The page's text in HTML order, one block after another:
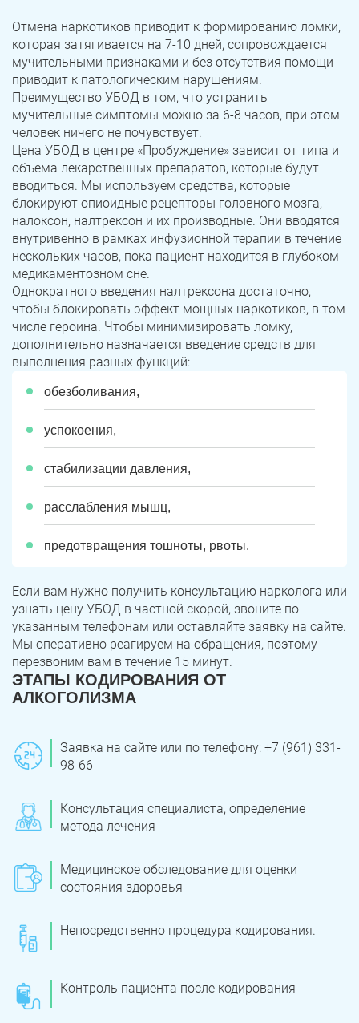
Отмена наркотиков приводит к формированию ломки,
которая затягивается на 7-10 дней, сопровождается
мучительными признаками и без отсутствия помощи
приводит к патологическим нарушениям.
Преимущество УБОД в том, что устранить
мучительные симптомы можно за 6-8 часов, при этом
человек ничего не почувствует.
Цена УБОД в центре «Пробуждение» зависит от типа и
объема лекарственных препаратов, которые будут
вводиться. Мы используем средства, которые
блокируют опиоидные рецепторы головного мозга, -
налоксон, налтрексон и их производные. Они вводятся
внутривенно в рамках инфузионной терапии в течение
нескольких часов, пока пациент находится в глубоком
медикаментозном сне.
Однократного введения налтрексона достаточно,
чтобы блокировать эффект мощных наркотиков, в том
числе героина. Чтобы минимизировать ломку,
дополнительно назначается введение средств для
выполнения разных функций:
обезболивания,
успокоения,
стабилизации давления,
расслабления мышц,
предотвращения тошноты, рвоты.
Если вам нужно получить консультацию нарколога или
узнать цену УБОД в частной скорой, звоните по
указанным телефонам или оставляйте заявку на сайте.
Мы оперативно реагируем на обращения, поэтому
перезвоним вам в течение 15 минут.
ЭТАПЫ КОДИРОВАНИЯ ОТ
АЛКОГОЛИЗМА
Заявка на сайте или по телефону: +7 (961) 331-
98-66
Консультация специалиста, определение
метода лечения
Медицинское обследование для оценки
состояния здоровья
Непосредственно процедура кодирования.
Контроль пациента после кодирования